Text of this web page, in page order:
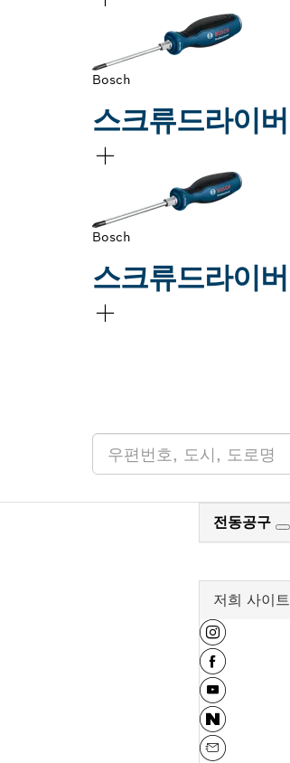
Bosch
스크류드라이
Bosch
스크류드라이
전동공구
저희 사이